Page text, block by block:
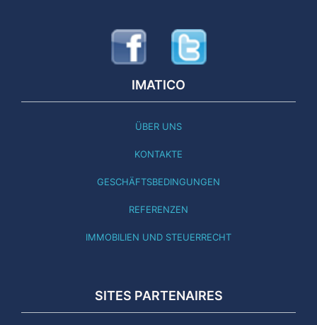
IMATICO
ÜBER UNS
KONTAKTE
GESCHÄFTSBEDINGUNGEN
REFERENZEN
IMMOBILIEN UND STEUERRECHT
SITES PARTENAIRES